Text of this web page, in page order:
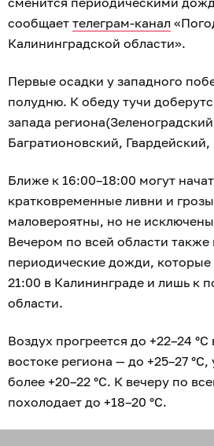
сообщает телеграм-канал
Калининградской области».
Первые осадки у западного
полудню. К обеду тучи
запада
Багратионовский,
Ближе к 16:00–18:00 могут
кратковременные ливни и
маловероятны, но не
Вечером по всей области также
периодические дожди, которые
21:00 в Калининграде и лишь к
области.
Воздух прогреется до +22–24
востоке региона — до +25–27
более +20–22 °С. К вечеру по
похолодает до +18–20 °С.